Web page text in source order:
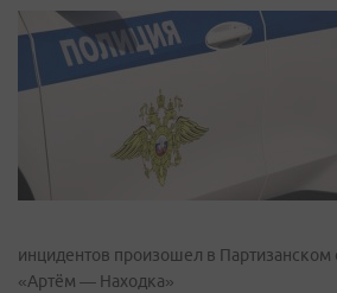
инцидентов произошел в Партизанском
«Артём — Находка»